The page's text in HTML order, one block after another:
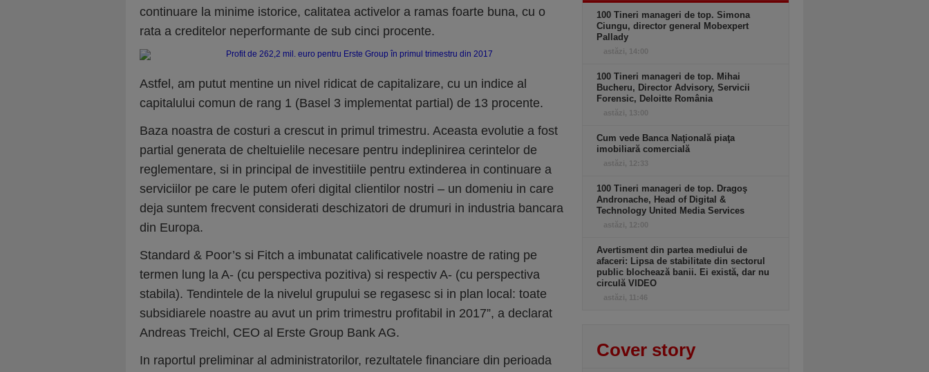
continuare la minime istorice, calitatea activelor a ramas foarte buna, cu o
rata a creditelor neperformante de sub cinci procente.
Astfel, am putut mentine un nivel ridicat de capitalizare, cu un indice al
capitalului comun de rang 1 (Basel 3 implementat partial) de 13 procente.
Baza noastra de costuri a crescut in primul trimestru. Aceasta evolutie a fost
partial generata de cheltuielile necesare pentru indeplinirea cerintelor de
reglementare, si in principal de investitiile pentru extinderea in continuare a
serviciilor pe care le putem oferi digital clientilor nostri – un domeniu in care
deja suntem frecvent considerati deschizatori de drumuri in industria bancara
din Europa.
Standard & Poor’s si Fitch a imbunatat calificativele noastre de rating pe
termen lung la A- (cu perspectiva pozitiva) si respectiv A- (cu perspectiva
stabila). Tendintele de la nivelul grupului se regasesc si in plan local: toate
subsidiarele noastre au avut un prim trimestru profitabil in 2017”, a declarat
Andreas Treichl, CEO al Erste Group Bank AG.
In raportul preliminar al administratorilor, rezultatele financiare din perioada
100 Tineri manageri de top. Simona
Ciungu, director general Mobexpert
Pallady
astăzi, 14:00
100 Tineri manageri de top. Mihai
Bucheru, Director Advisory, Servicii
Forensic, Deloitte România
astăzi, 13:00
Cum vede Banca Naţională piaţa
imobiliară comercială
astăzi, 12:33
100 Tineri manageri de top. Dragoş
Andronache, Head of Digital &
Technology United Media Services
astăzi, 12:00
Avertisment din partea mediului de
afaceri: Lipsa de stabilitate din sectorul
public blochează banii. Ei există, dar nu
circulă VIDEO
astăzi, 11:46
Cover story